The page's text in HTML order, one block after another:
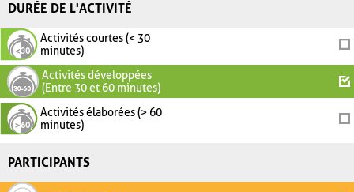
DURÉE DE L'ACTIVITÉ
Activités courtes (< 30
minutes)
Activités développées
(Entre 30 et 60 minutes)
Activités élaborées (> 60
minutes)
PARTICIPANTS